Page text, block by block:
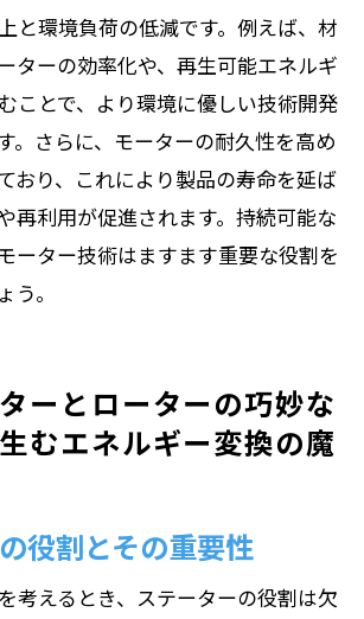
と環境負荷の低減です。例えば、材
ターの効率化や、再生可能エネルギ
ことで、より環境に優しい技術開発
。さらに、モーターの耐久性を高め
おり、これにより製品の寿命を延ば
再利用が促進されます。持続可能な
ーター技術はますます重要な役割を
う。
ーとローターの巧妙な
むエネルギー変換の魔
役割とその重要性
考えるとき、ステーターの役割は欠